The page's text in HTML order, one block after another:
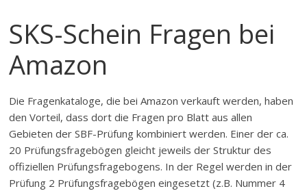
SKS-Schein Fragen bei
Amazon
Die Fragenkataloge, die bei Amazon verkauft werden, haben
den Vorteil, dass dort die Fragen pro Blatt aus allen
Gebieten der SBF-Prüfung kombiniert werden. Einer der ca.
20 Prüfungsfragebögen gleicht jeweils der Struktur des
offiziellen Prüfungsfragebogens. In der Regel werden in der
Prüfung 2 Prüfungsfragebögen eingesetzt (z.B. Nummer 4